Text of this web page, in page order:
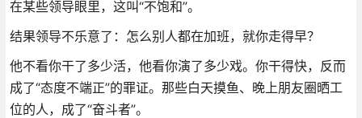
在某些领导眼里，这叫“不饱和”。
结果领导不乐意了：怎么别人都在加班，就你走得早？
他不看你干了多少活，他看你演了多少戏。你干得快，反而
成了“态度不端正”的罪证。那些白天摸鱼、晚上朋友圈晒工
位的人，成了“奋斗者”。